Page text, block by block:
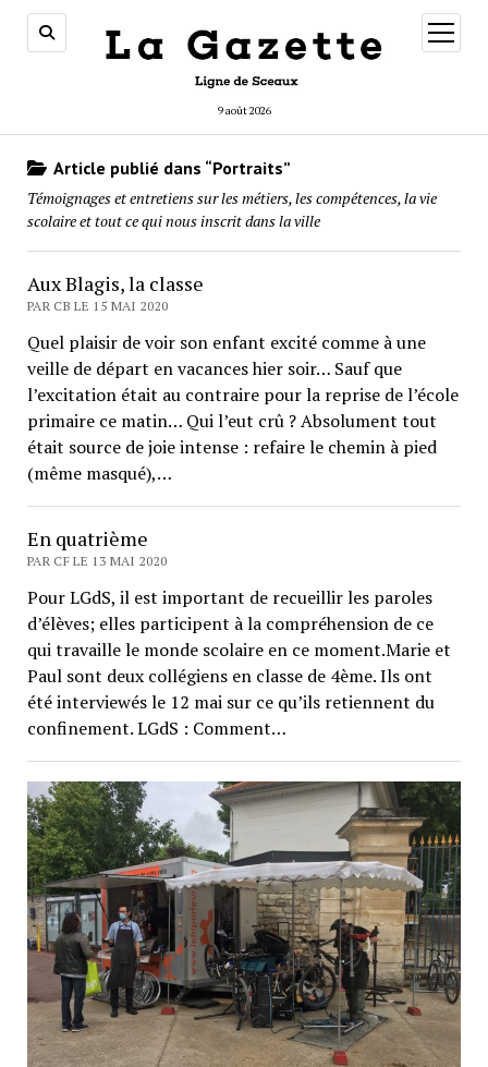
9 août 2026
ouvrir
menu
Article publié dans “Portraits”
Témoignages et entretiens sur les métiers, les compétences, la vie
scolaire et tout ce qui nous inscrit dans la ville
Aux Blagis, la classe
PAR CB LE 15 MAI 2020
Quel plaisir de voir son enfant excité comme à une
veille de départ en vacances hier soir… Sauf que
l’excitation était au contraire pour la reprise de l’école
primaire ce matin… Qui l’eut crû ? Absolument tout
était source de joie intense : refaire le chemin à pied
(même masqué),…
En quatrième
PAR CF LE 13 MAI 2020
Pour LGdS, il est important de recueillir les paroles
d’élèves; elles participent à la compréhension de ce
qui travaille le monde scolaire en ce moment.Marie et
Paul sont deux collégiens en classe de 4ème. Ils ont
été interviewés le 12 mai sur ce qu’ils retiennent du
confinement. LGdS : Comment…